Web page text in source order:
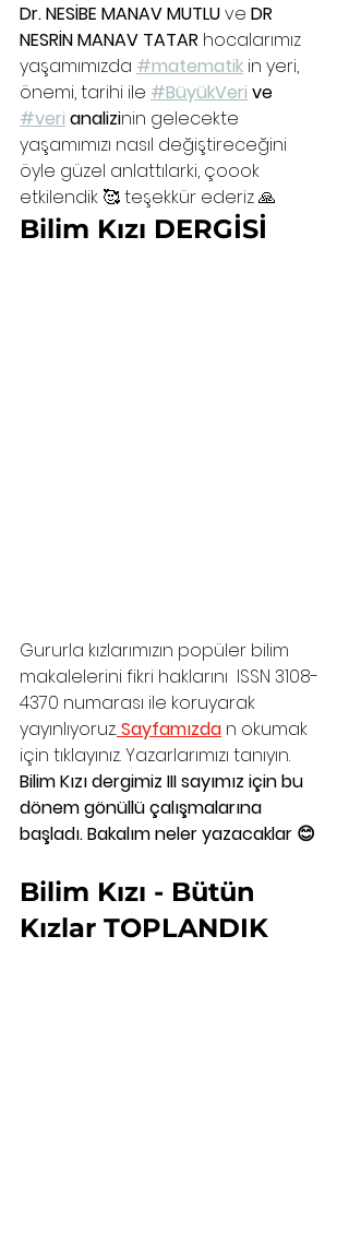
Dr. NESİBE MANAV MUTLU ve DR
NESRİN MANAV TATAR hocalarımız
yaşamımızda #matematik in yeri,
önemi, tarihi ile #BüyükVeri ve
#veri analizinin gelecekte
yaşamımızı nasıl değiştireceğini
öyle güzel anlattılarki, çoook
etkilendik 🥰 teşekkür ederiz 🙏
Bilim Kızı DERGİSİ
Gururla kızlarımızın popüler bilim
makalelerini fikri haklarını  ISSN 3108-
4370 numarası ile koruyarak
yayınlıyoruz. Sayfamızda n okumak
için tıklayınız. Yazarlarımızı tanıyın.
Bilim Kızı dergimiz III sayımız için bu
dönem gönüllü çalışmalarına
başladı. Bakalım neler yazacaklar 😊
Bilim Kızı - Bütün
Kızlar TOPLANDIK